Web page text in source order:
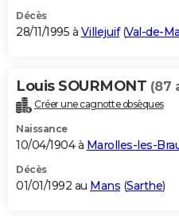
Décès
28/11/1995 à Villejuif(Val-de-
Louis SOURMONT (87
Créer une cagnotte obsèques
Naissance
10/04/1904 à Marolles-les-
Décès
01/01/1992 au Mans (Sarthe)